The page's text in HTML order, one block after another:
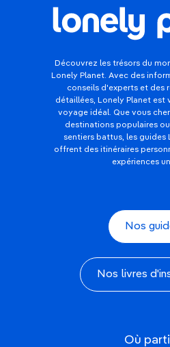
Découvrez les trésors du
Lonely Planet. Avec des
conseils d'experts et des
détaillées, Lonely Planet
voyage idéal. Que vous
destinations populaires
sentiers battus, les guides
offrent des itinéraires
expériences
Nos
Nos livres
Où